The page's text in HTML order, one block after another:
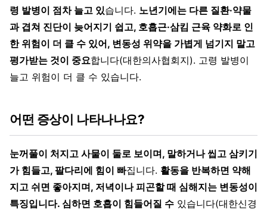
령 발병이 점차 늘고 있습니다. 노년기에는 다른 질환·약물
과 겹쳐 진단이 늦어지기 쉽고, 호흡근·삼킴 근육 약화로 인
한 위험이 더 클 수 있어, 변동성 위약을 가볍게 넘기지 말고
평가받는 것이 중요합니다(대한의사협회지). 고령 발병이
늘고 위험이 더 클 수 있습니다.
어떤 증상이 나타나나요?
눈꺼풀이 처지고 사물이 둘로 보이며, 말하거나 씹고 삼키기
가 힘들고, 팔다리에 힘이 빠집니다. 활동을 반복하면 약해
지고 쉬면 좋아지며, 저녁이나 피곤할 때 심해지는 변동성이
특징입니다. 심하면 호흡이 힘들어질 수 있습니다(대한신경